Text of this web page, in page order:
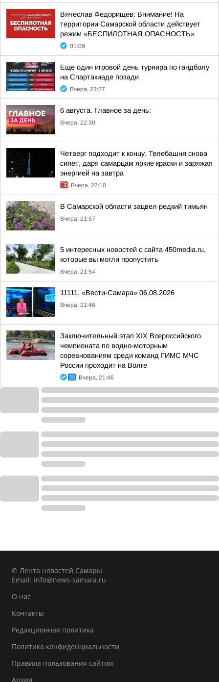
Вячеслав Федорищев: Внимание! На
территории Самарской области действует
режим «БЕСПИЛОТНАЯ ОПАСНОСТЬ»
01:09
Еще один игровой день турнира по гандболу
на Спартакиаде позади
Вчера, 23:27
6 августа. Главное за день:
Вчера, 22:30
Четверг подходит к концу. Телебашня снова
сияет, даря самарцам яркие краски и заряжая
энергией на завтра
Вчера, 22:10
В Самарской области зацвел редкий тимьян
Вчера, 21:57
5 интересных новостей с сайта 450media.ru,
которые вы могли пропустить
Вчера, 21:54
11111. «Вести-Самара» 06.08.2026
Вчера, 21:46
Заключительный этап XIХ Всероссийского
чемпионата по водно-моторным
соревнованиям среди команд ГИМС МЧС
России проходит на Волге
Вчера, 21:46
© Лента новостей Самары
Email: info@news-samara.ru
О нас
Контакты
Редакционная политика
Политика конфиденциальности
Правила пользования сайтом
Архив